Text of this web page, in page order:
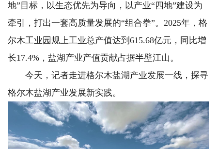
地”目标，以生态优先为导向，以产业“四地”建设为
牵引，打出一套高质量发展的“组合拳”。2025年，格
尔木工业园规上工业总产值达到615.68亿元，同比增
长17.4%，盐湖产业产值贡献占据半壁江山。
今天，记者走进格尔木盐湖产业发展一线，探寻
格尔木盐湖产业发展新实践。